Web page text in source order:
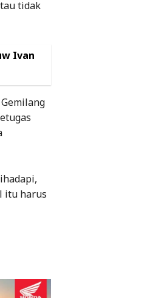
tidak
Ivan
itu harus